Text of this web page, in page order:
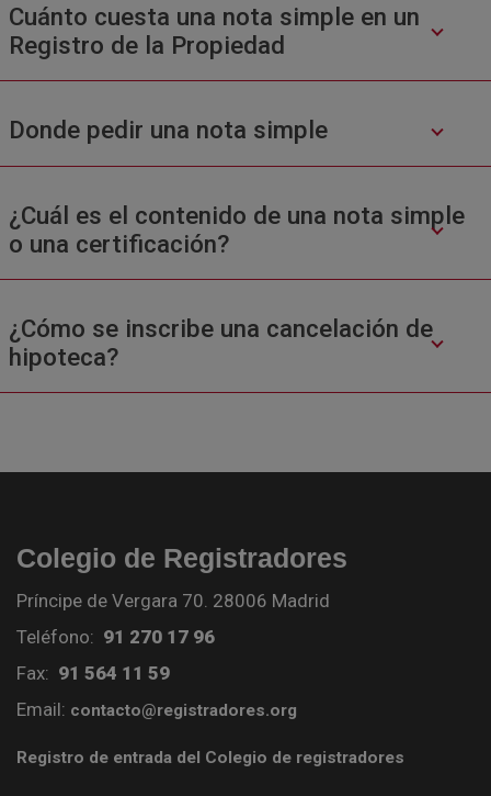
Cuánto cuesta una nota simple en un
Registro de la Propiedad
Donde pedir una nota simple
¿Cuál es el contenido de una nota simple
o una certificación?
¿Cómo se inscribe una cancelación de
hipoteca?
Colegio de Registradores
Príncipe de Vergara 70. 28006 Madrid
Teléfono: 91 270 17 96
Fax: 91 564 11 59
Email: contacto@registradores.org
Registro de entrada del Colegio de registradores